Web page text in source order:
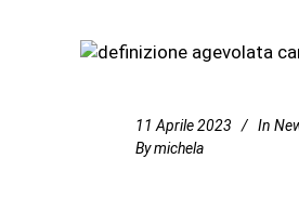
11 Aprile 2023 In
Bymichela